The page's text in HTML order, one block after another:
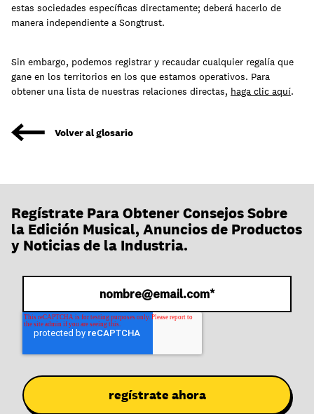
estas sociedades específicas directamente; deberá hacerlo de
manera independiente a Songtrust.
Sin embargo, podemos registrar y recaudar cualquier regalía que
gane en los territorios en los que estamos operativos. Para
obtener una lista de nuestras relaciones directas, haga clic aquí.
Volver al glosario
Regístrate Para Obtener Consejos Sobre
la Edición Musical, Anuncios de Productos
y Noticias de la Industria.